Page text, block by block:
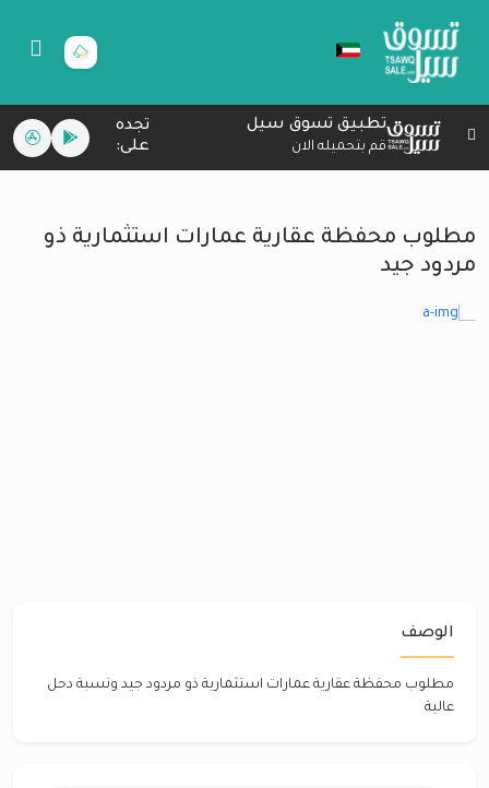
تطبيق تسوق سيل
قم بتحميله الان
تجده
على:
مطلوب محفظة عقارية عمارات استثمارية ذو
مردود جيد
الوصف
مطلوب محفظة عقارية عمارات استثمارية ذو مردود جيد ونسبة دحل
عالية